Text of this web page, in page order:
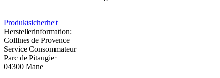
Produktsicherheit
Herstellerinformation:
Collines de Provence
Service Consommateur
Parc de Pitaugier
04300 Mane